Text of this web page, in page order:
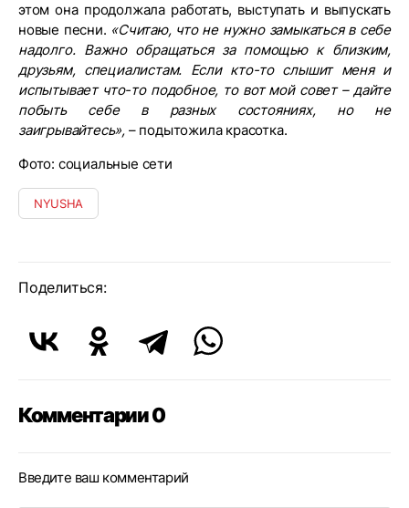
этом она продолжала работать, выступать и выпускать
новые песни. «Считаю, что не нужно замыкаться в себе
надолго. Важно обращаться за помощью к близким,
друзьям, специалистам. Если кто-то слышит меня и
испытывает что-то подобное, то вот мой совет – дайте
побыть себе в разных состояниях, но не
заигрывайтесь»,– подытожила красотка.
Фото: социальные сети
NYUSHA
Поделиться:
Комментарии 0
Введите ваш комментарий